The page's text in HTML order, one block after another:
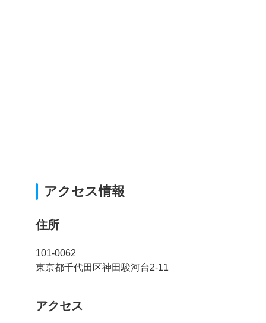
アクセス情報
住所
101-0062
東京都千代田区神田駿河台2-11
アクセス